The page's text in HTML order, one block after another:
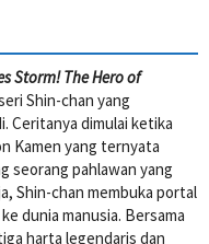
Storm! The Hero of
Shin-chan yang
Ceritanya dimulai ketika
Kamen yang ternyata
seorang pahlawan yang
Shin-chan membuka portal
dunia manusia. Bersama
harta legendaris dan